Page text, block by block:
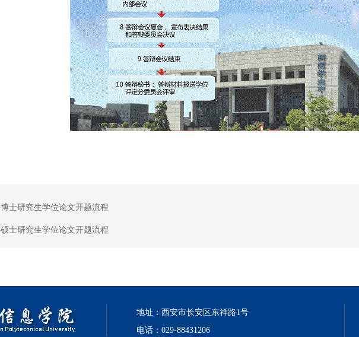
博士研究生学位论文开题流程
硕士研究生学位论文开题流程
地址：西安市长安区东祥路1号
电话：029-88431206